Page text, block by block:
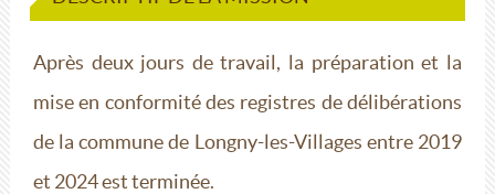
Après deux jours de travail, la préparation et la
mise en conformité des registres de délibérations
de la commune de Longny-les-Villages entre 2019
et 2024 est terminée.